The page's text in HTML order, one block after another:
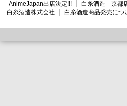
AnimeJapan出店決定!!!
白糸酒造 京都
白糸酒造株式会社
白糸酒造商品発売につ